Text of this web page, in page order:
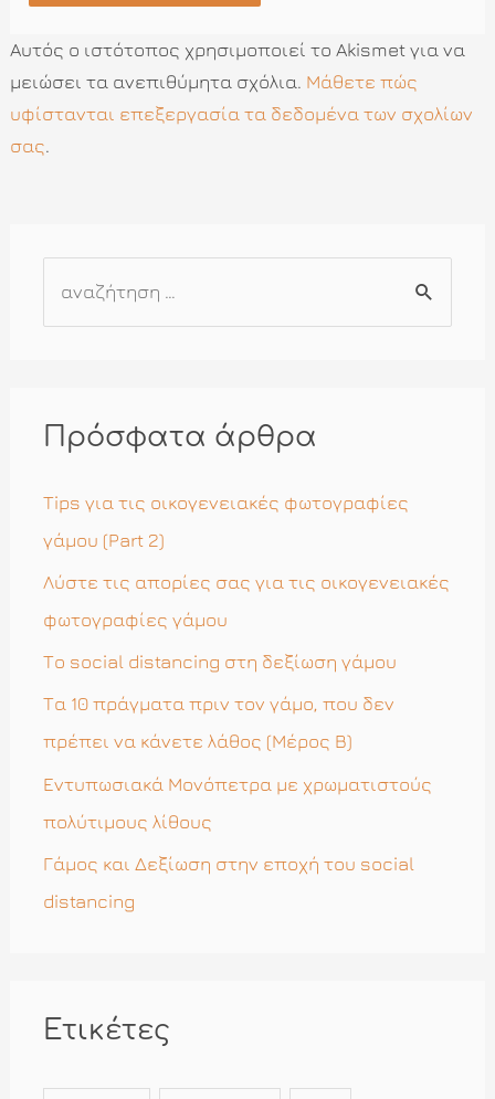
Αυτός ο ιστότοπος χρησιμοποιεί το Akismet για να
μειώσει τα ανεπιθύμητα σχόλια. Μάθετε πώς
υφίστανται επεξεργασία τα δεδομένα των σχολίων
σας.
ή
η
σ
η
γ
Πρόσφατα άρθρα
Tips για τις οικογενειακές φωτογραφίες
γάμου (Part 2)
Λύστε τις απορίες σας για τις οικογενειακές
φωτογραφίες γάμου
Το social distancing στη δεξίωση γάμου
Τα 10 πράγματα πριν τον γάμο, που δεν
πρέπει να κάνετε λάθος (Μέρος Β)
Εντυπωσιακά Μονόπετρα με χρωματιστούς
πολύτιμους λίθους
Γάμος και Δεξίωση στην εποχή του social
distancing
Ετικέτες